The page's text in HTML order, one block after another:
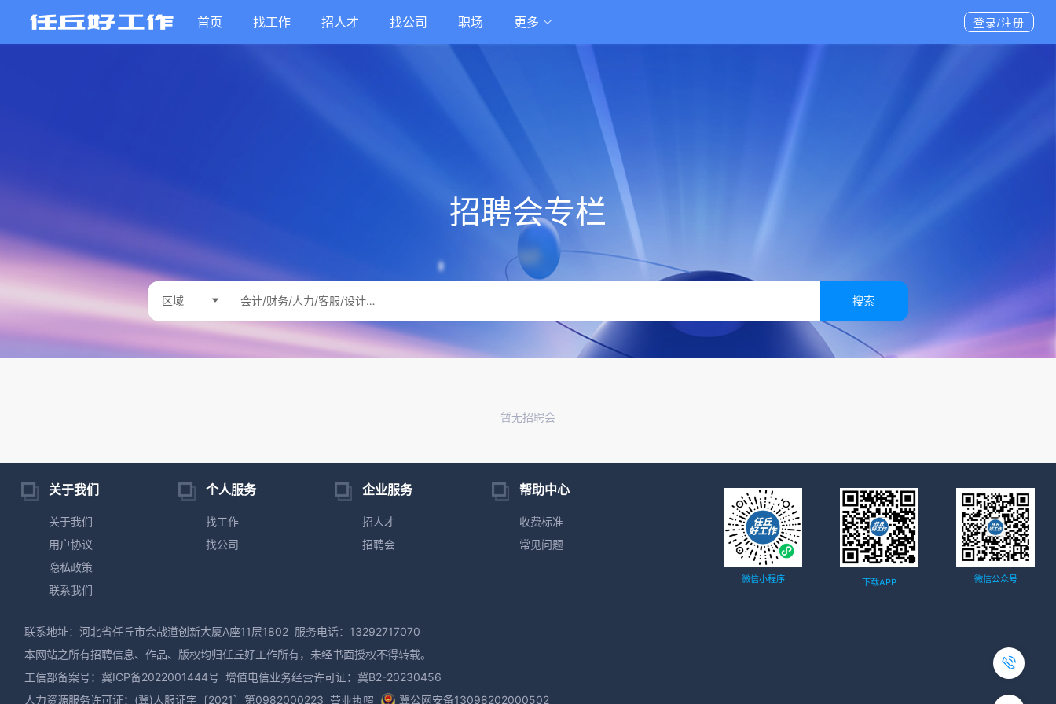
首页 找工作 招人才 找公司 职场 更多 登录/注册
招聘会专栏
搜索
暂无招聘会
关于我们
关于我们
用户协议
隐私政策
联系我们
个人服务
找工作
找公司
企业服务
招人才
招聘会
帮助中心
收费标准
常见问题
微信小程序 下载APP 微信公众号
联系地址：河北省任丘市会战道创新大厦A座11层1802 服务电话：13292717070
本网站之所有招聘信息、作品、版权均归任丘好工作所有，未经书面授权不得转载。
工信部备案号： 冀ICP备2022001444号 增值电信业务经营许可证：冀B2-20230456
人力资源服务许可证：(冀)人服证字〔2021〕第0982000223 营业执照 冀公网安备13098202000502